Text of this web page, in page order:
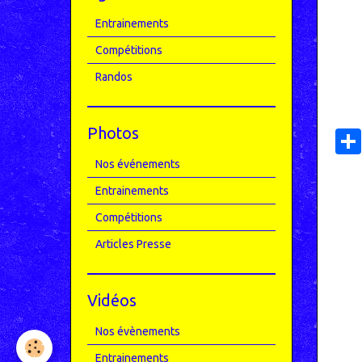
Entrainements
Compétitions
Randos
Photos
Nos événements
Entrainements
Compétitions
Articles Presse
Vidéos
Nos évènements
Entrainements